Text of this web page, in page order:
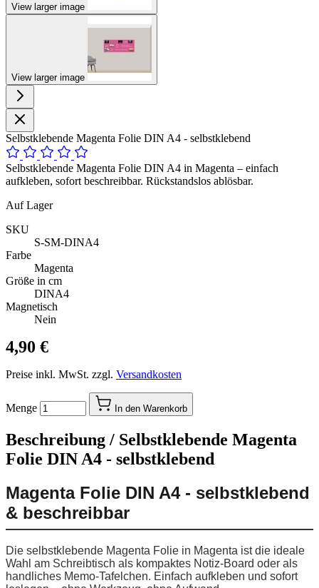
View larger image
View larger image
Selbstklebende Magenta Folie DIN A4 - selbstklebend
Selbstklebende Magenta Folie DIN A4 in Magenta – einfach
aufkleben, sofort beschreibbar. Rückstandslos ablösbar.
Auf Lager
SKU
S-SM-DINA4
Farbe
Magenta
Größe in cm
DINA4
Magnetisch
Nein
4,90 €
Preise inkl. MwSt. zzgl. Versandkosten
Menge In den Warenkorb
Beschreibung / Selbstklebende Magenta
Folie DIN A4 - selbstklebend
Magenta Folie DIN A4 - selbstklebend
& beschreibbar
Die selbstklebende Magenta Folie in Magenta ist die ideale
Wahl am Schreibtisch als kompaktes Notiz-Board oder als
handliches Memo-Tafelchen. Einfach aufkleben und sofort